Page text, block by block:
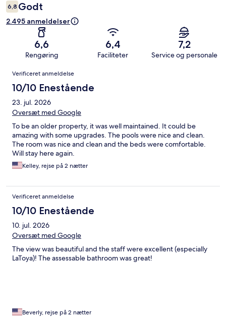
6,8 Godt
2.495 anmeldelser
6,6
Rengøring
6,4
Faciliteter
7,2
Service og personale
Anmeldelser
Verificeret anmeldelse
10/10 Enestående
23. jul. 2026
Oversæt med Google
To be an older property, it was well maintained. It could be
amazing with some upgrades. The pools were nice and clean.
The room was nice and clean and the beds were comfortable.
Will stay here again.
Kelley, rejse på 2 nætter
Verificeret anmeldelse
10/10 Enestående
10. jul. 2026
Oversæt med Google
The view was beautiful and the staff were excellent (especially
LaToya)! The assessable bathroom was great!
Beverly, rejse på 2 nætter